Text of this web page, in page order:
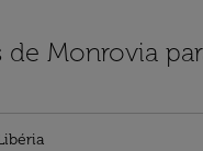
de Monrovia